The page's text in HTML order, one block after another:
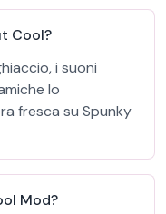
Cool?
i suoni
lo
fresca su Spunky
Mod?